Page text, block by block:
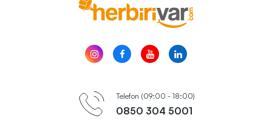
Telefon (09:00 - 18:00)
0850 304 5001